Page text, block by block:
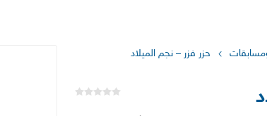
حزر فزر – نجم الميلاد